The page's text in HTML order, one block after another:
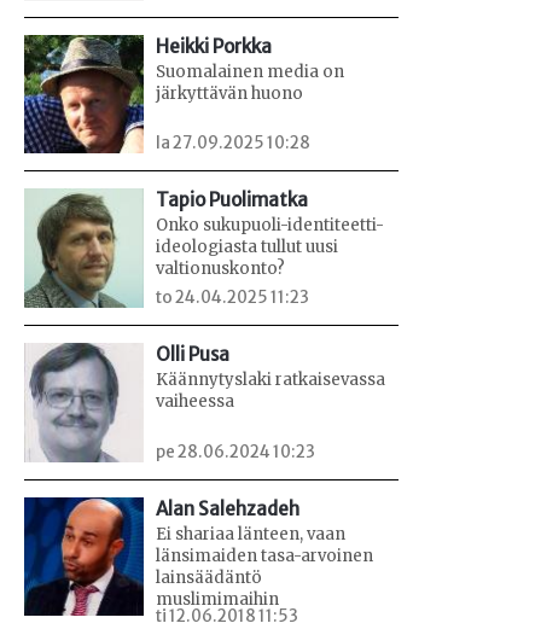
Heikki Porkka
Suomalainen media on
järkyttävän huono
la 27.09.2025 10:28
Tapio Puolimatka
Onko sukupuoli-identiteetti-
ideologiasta tullut uusi
valtionuskonto?
to 24.04.2025 11:23
Olli Pusa
Käännytyslaki ratkaisevassa
vaiheessa
pe 28.06.2024 10:23
Alan Salehzadeh
Ei shariaa länteen, vaan
länsimaiden tasa-arvoinen
lainsäädäntö
muslimimaihin
ti 12.06.2018 11:53